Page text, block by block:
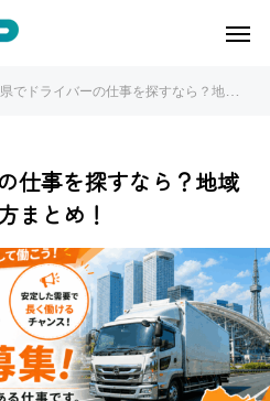
ドライバーの仕事を探すなら？地域の特徴と求人の探し方まとめ！
仕事を探すなら？地域
まとめ！